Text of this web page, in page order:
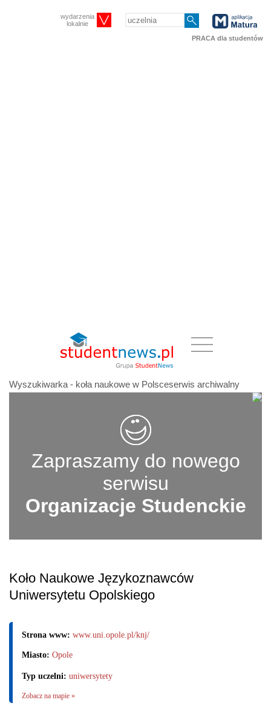
wydarzenia
lokalnie
PRACA dla studentów
Wyszukiwarka - koła naukowe w Polsceserwis archiwalny
Zapraszamy do nowego
serwisu
Organizacje Studenckie
Koło Naukowe Językoznawców
Uniwersytetu Opolskiego
Strona www: www.uni.opole.pl/knj/
Miasto: Opole
Typ uczelni: uniwersytety
Zobacz na mapie »